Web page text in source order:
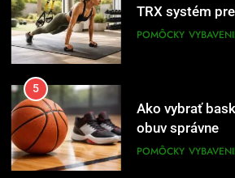
5
VYBAVENIE
6